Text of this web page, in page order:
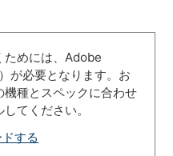
ためには、Adobe
が必要となります。お
種とスペックに合わせ
てください。
する